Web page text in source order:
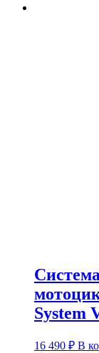
System
16 490 ₽ В